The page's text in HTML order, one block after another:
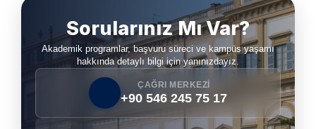
Sorularınız Mı Var?
Akademik programlar, başvuru süreci ve kampüs yaşamı
hakkında detaylı bilgi için yanınızdayız.
ÇAĞRI MERKEZİ
+90 546 245 75 17